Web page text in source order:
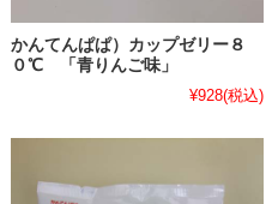
かんてんぱぱ）カップゼリー８
０℃ 「青りんご味」
¥928(税込)